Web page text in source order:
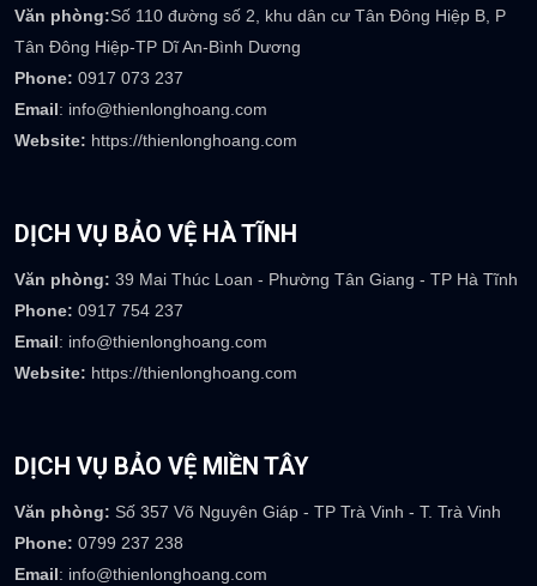
Văn phòng:Số 110 đường số 2, khu dân cư Tân Đông Hiệp B, P
Tân Đông Hiệp-TP Dĩ An-Bình Dương
Phone: 0917 073 237
Email: info@thienlonghoang.com
Website: https://thienlonghoang.com
DỊCH VỤ BẢO VỆ HÀ TĨNH
Văn phòng: 39 Mai Thúc Loan - Phường Tân Giang - TP Hà Tĩnh
Phone: 0917 754 237
Email: info@thienlonghoang.com
Website: https://thienlonghoang.com
DỊCH VỤ BẢO VỆ MIỀN TÂY
Văn phòng: Số 357 Võ Nguyên Giáp - TP Trà Vinh - T. Trà Vinh
Phone: 0799 237 238
Email: info@thienlonghoang.com